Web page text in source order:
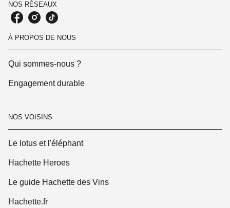
NOS RÉSEAUX
À PROPOS DE NOUS
Qui sommes-nous ?
Engagement durable
NOS VOISINS
Le lotus et l'éléphant
Hachette Heroes
Le guide Hachette des Vins
Hachette.fr